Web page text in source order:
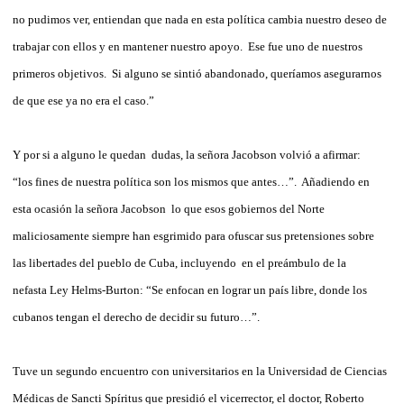
no pudimos ver, entiendan que nada en esta política cambia nuestro deseo de
trabajar con ellos y en mantener nuestro apoyo. Ese fue uno de nuestros
primeros objetivos. Si alguno se sintió abandonado, queríamos asegurarnos
de que ese ya no era el caso.”
Y por si a alguno le quedan dudas, la señora Jacobson volvió a afirmar:
“los fines de nuestra política son los mismos que antes…”. Añadiendo en
esta ocasión la señora Jacobson lo que esos gobiernos del Norte
maliciosamente siempre han esgrimido para ofuscar sus pretensiones sobre
las libertades del pueblo de Cuba, incluyendo en el preámbulo de la
nefasta Ley Helms-Burton: “Se enfocan en lograr un país libre, donde los
cubanos tengan el derecho de decidir su futuro…”.
Tuve un segundo encuentro con universitarios en la Universidad de Ciencias
Médicas de Sancti Spíritus que presidió el vicerrector, el doctor, Roberto